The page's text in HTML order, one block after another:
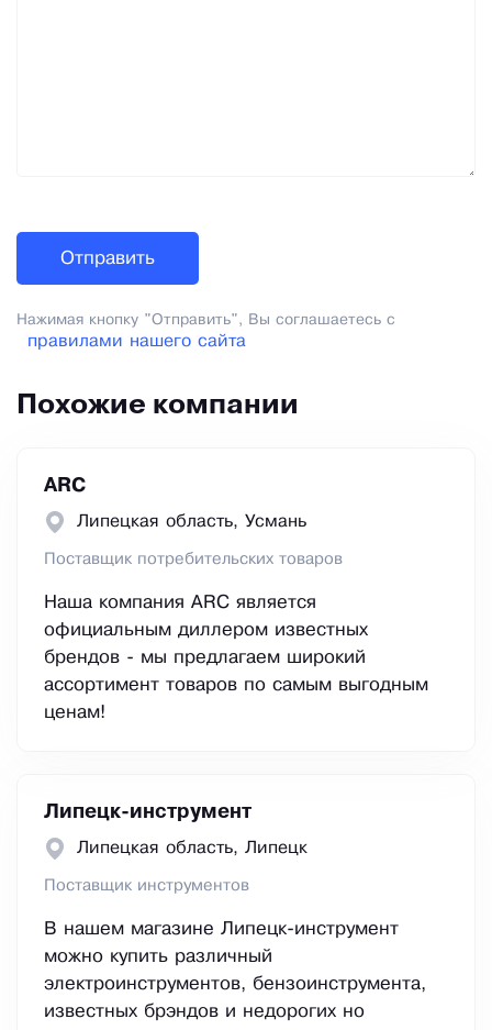
Нажимая кнопку "Отправить", Вы соглашаетесь с
правилами нашего сайта
Похожие компании
ARC
Липецкая область, Усмань
Поставщик потребительских товаров
Наша компания ARC является
официальным диллером известных
брендов - мы предлагаем широкий
ассортимент товаров по самым выгодным
ценам!
Липецк-инструмент
Липецкая область, Липецк
Поставщик инструментов
В нашем магазине Липецк-инструмент
можно купить различный
электроинструментов, бензоинструмента,
известных брэндов и недорогих но